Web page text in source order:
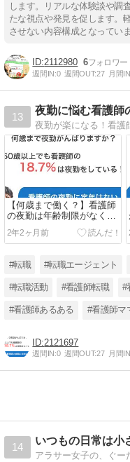
します。リアルな体験談や調
たな視点や発見を促します。
させない内容構成となっていま
2112980 6
週間IN:0 週間OUT:27 月間
13
夜勤に悩む看護師
夜勤が楽になる！看護
【何歳まで働く？】看護師
の夜勤は年齢制限がなくず
っと現役で働ける
2年2ヶ月前
#転職 #転職エージェント
#転職活動 #看護師転職 #
#看護師あるある #看護師マ
2121697
週間IN:0 週間OUT:27 月間
14
いつもの日常は小